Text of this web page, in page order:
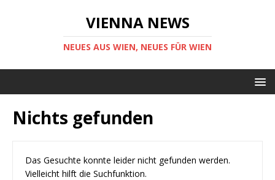
VIENNA NEWS
NEUES AUS WIEN, NEUES FÜR WIEN
Nichts gefunden
Das Gesuchte konnte leider nicht gefunden werden.
Vielleicht hilft die Suchfunktion.